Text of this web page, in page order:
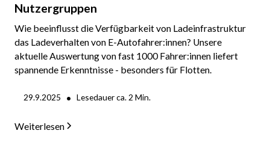
Nutzergruppen
Wie beeinflusst die Verfügbarkeit von Ladeinfrastruktur
das Ladeverhalten von E-Autofahrer:innen? Unsere
aktuelle Auswertung von fast 1000 Fahrer:innen liefert
spannende Erkenntnisse - besonders für Flotten.
29.9.2025 • Lesedauer ca. 2 Min.
Weiterlesen